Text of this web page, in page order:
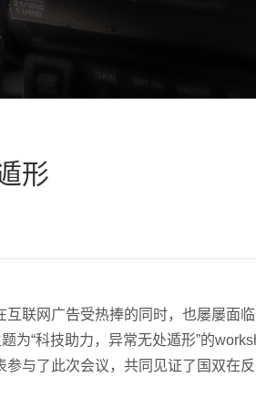
形
联网广告受热捧的同时，也屡屡面
“科技助力，异常无处遁形”的
与了此次会议，共同见证了国双在